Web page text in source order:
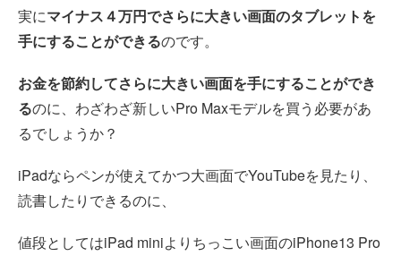
実にマイナス４万円でさらに大きい画面のタブレットを
手にすることができるのです。
お金を節約してさらに大きい画面を手にすることができ
るのに、わざわざ新しいPro Maxモデルを買う必要があ
るでしょうか？
iPadならペンが使えてかつ大画面でYouTubeを見たり、
読書したりできるのに、
値段としてはiPad miniよりちっこい画面のiPhone13 Pro